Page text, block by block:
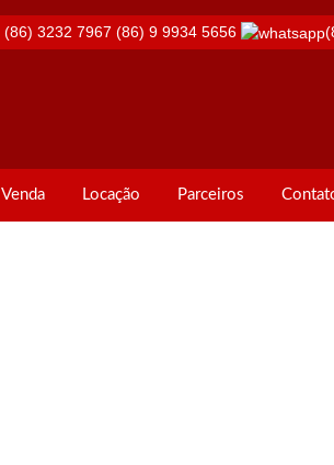
(86) 3232 7967 (86) 9 9934 5656
Venda Locação Parceiros